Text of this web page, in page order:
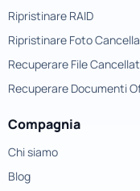
Ripristinare RAID
Ripristinare Foto
Recuperare File
Recuperare Documenti
Compagnia
Chi siamo
Blog